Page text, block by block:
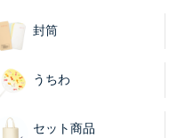
封筒
うちわ
セット商品